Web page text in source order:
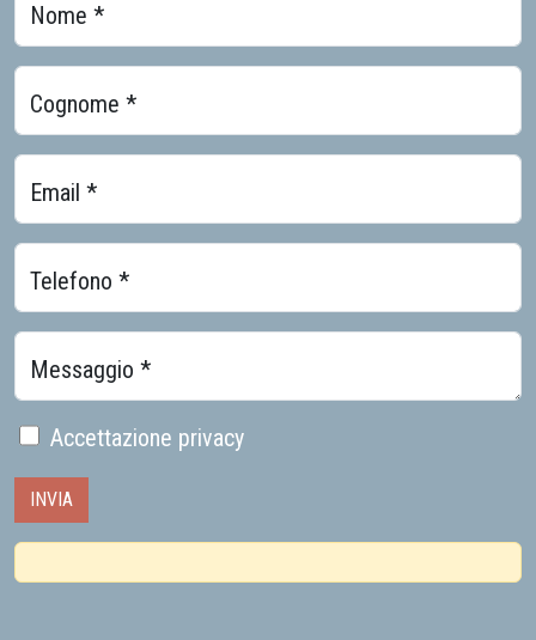
Nome *
Cognome *
Email *
Telefono *
Messaggio *
Accettazione privacy